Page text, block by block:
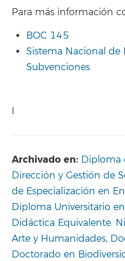
Para más información
BOC 145
Sistema Nacional
Subvenciones
I
Archivado en: Diploma
Dirección y Gestión de
de Especialización en
Diploma Universitario
Didáctica Equivalente.
Arte y Humanidades,
Doctorado en